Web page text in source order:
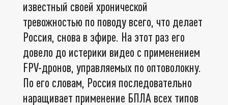
известный своей хронической
тревожностью по поводу всего, что делает
Россия, снова в эфире. На этот раз его
довело до истерики видео с применением
FPV-дронов, управляемых по оптоволокну.
По его словам, Россия последовательно
наращивает применение БПЛА всех типов